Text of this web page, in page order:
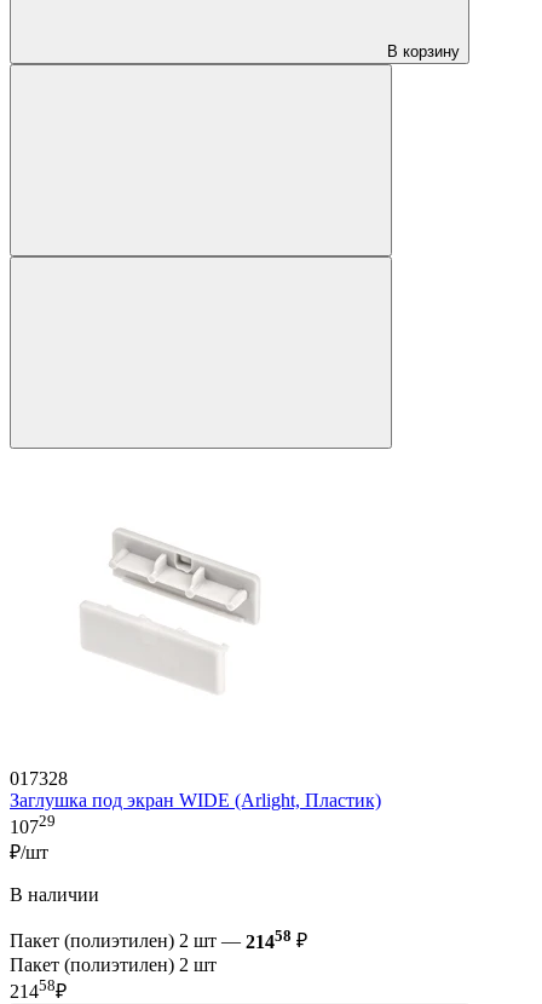
В корзину
017328
Заглушка под экран WIDE (Arlight, Пластик)
10729
₽/шт
В наличии
Пакет (полиэтилен) 2 шт — 21458 ₽
Пакет (полиэтилен) 2 шт
21458₽